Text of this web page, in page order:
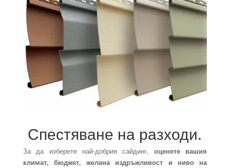
Спестяване на разходи.
За да изберете най-добрия сайдинг, оценете вашия
климат, бюджет, желана издръжливост и ниво на